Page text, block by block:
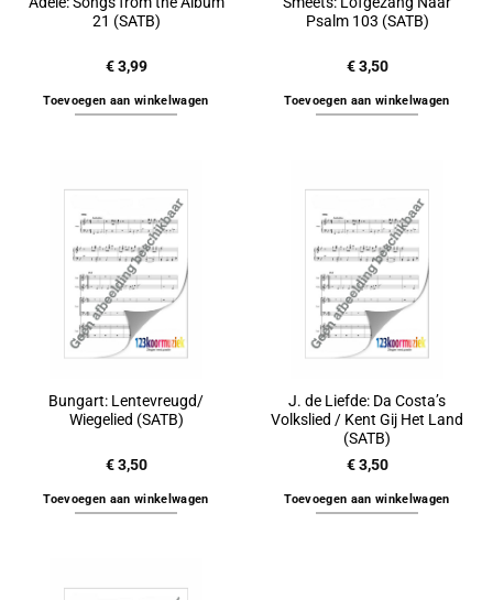
21 (SATB)
€3,99
Toevoegen aan winkelwagen
Psalm 103 (SATB)
€3,50
Toevoegen aan winkelwagen
Bungart: Lentevreugd/
Wiegelied (SATB)
€3,50
Toevoegen aan winkelwagen
J. de Liefde: Da Costa’s
Volkslied / Kent Gij Het Land
(SATB)
€3,50
Toevoegen aan winkelwagen